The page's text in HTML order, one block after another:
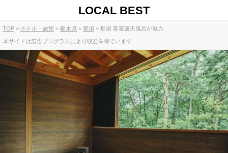
LOCAL BEST
TOP ホテル・旅館 栃木県 那須 那須 客室露天風呂が魅力
本サイトは広告プログラムにより収益を得ています